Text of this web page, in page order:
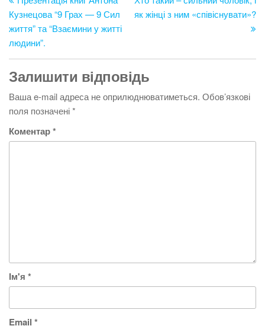
записів
Кузнецова “9 Грах — 9 Сил
життя” та “Взаємини у житті
людини”.
як жінці з ним «співіснувати»?
Залишити відповідь
Ваша e-mail адреса не оприлюднюватиметься. Обов’язкові
поля позначені*
Коментар*
Ім'я *
Email *